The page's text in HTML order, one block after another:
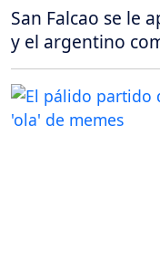
San Falcao se le
y el argentino